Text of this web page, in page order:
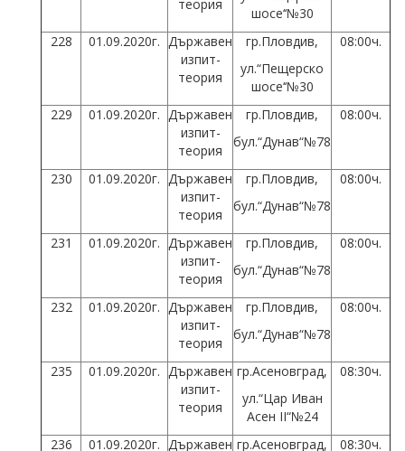
теория
шосе‘‘№30
228 01.09.2020г. Държавен
изпит-
теория
гр.Пловдив,
ул.“Пещерско
шосе‘‘№30
08:00ч.
229 01.09.2020г. Държавен
изпит-
теория
гр.Пловдив,
бул.“Дунав“№78
08:00ч.
230 01.09.2020г. Държавен
изпит-
теория
гр.Пловдив,
бул.“Дунав“№78
08:00ч.
231 01.09.2020г. Държавен
изпит-
теория
гр.Пловдив,
бул.“Дунав“№78
08:00ч.
232 01.09.2020г. Държавен
изпит-
теория
гр.Пловдив,
бул.“Дунав“№78
08:00ч.
235 01.09.2020г. Държавен
изпит-
теория
гр.Асеновград,
ул.“Цар Иван
Асен II“№24
08:30ч.
236 01.09.2020г. Държавен гр.Асеновград, 08:30ч.